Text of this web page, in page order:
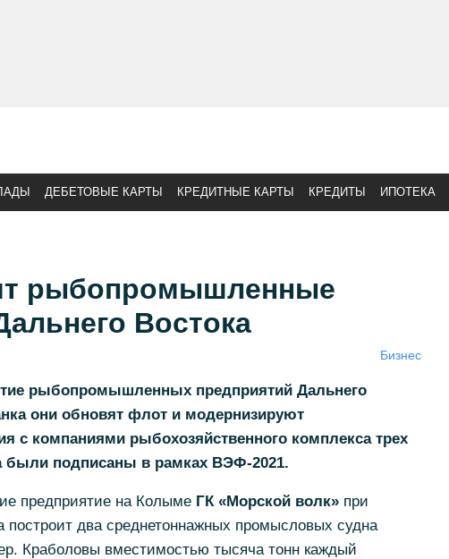
ДЕБЕТОВЫЕ КАРТЫ КРЕДИТНЫЕ КАРТЫ КРЕДИТЫ ИПОТЕКА
рыбопромышленные
Востока
Бизнес
рыбопромышленных предприятий Дальнего
они обновят флот и модернизируют
с компаниями рыбохозяйственного комплекса трех
были подписаны в рамках ВЭФ-2021.
предприятие на Колыме ГК «Морской волк»при
построит два среднетоннажных промысловых судна
Краболовы вместимостью тысяча тонн каждый